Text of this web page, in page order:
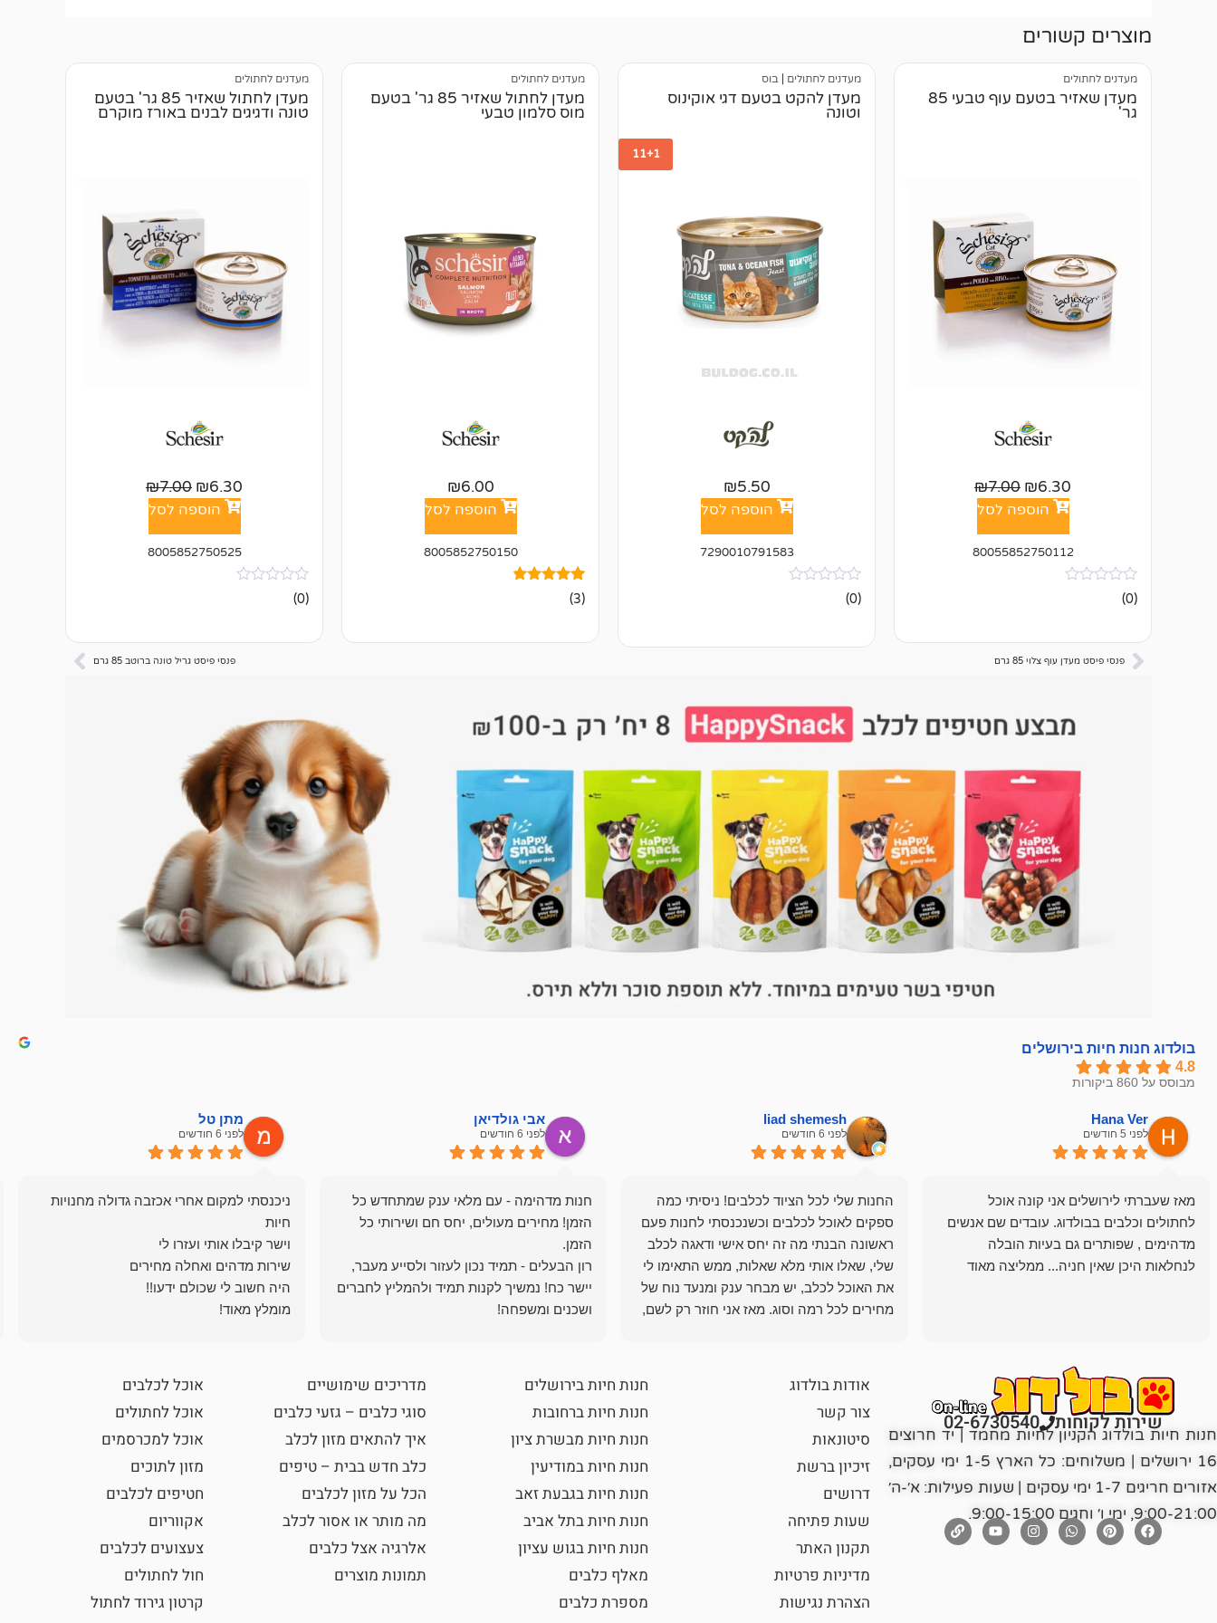
מוצרים קשורים
מעדנים לחתולים
מעדן שאזיר בטעם עוף טבעי 85
גר'
₪6.30
₪7.00
הוספה לסל
80055852750112
אין
ביקורות
(0)
מעדנים לחתולים בוס
מעדן להקט בטעם דגי אוקינוס
וטונה
11+1
₪5.50
הוספה לסל
7290010791583
אין
ביקורות
(0)
מעדנים לחתולים
מעדן לחתול שאזיר 85 גר' בטעם
מוס סלמון טבעי
₪6.00
הוספה לסל
8005852750150
מדורגים
4.67
3(3)
מעדנים לחתולים
מעדן לחתול שאזיר 85 גר' בטעם
טונה ודגיגים לבנים באורז מוקרם
₪6.30
₪7.00
הוספה לסל
8005852750525
אין
ביקורות
(0)
פנסי פיסט מעדן עוף צלוי 85 גרם פנסי פיסט גריל טונה ברוטב 85 גרם
בולדוג חנות חיות בירושלים
4.8
מבוסס על 860 ביקורות
Hana Ver
לפני 5 חודשים
מאז שעברתי לירושלים אני קונה אוכל
לחתולים וכלבים בבולדוג. עובדים שם אנשים
מדהימים , שפותרים גם בעיות הובלה
לנחלאות היכן שאין חניה... ממליצה מאוד
liad shemesh
לפני 6 חודשים
החנות שלי לכל הציוד לכלבים! ניסיתי כמה
ספקים לאוכל לכלבים וכשנכנסתי לחנות פעם
ראשונה הבנתי מה זה יחס אישי ודאגה לכלב
שלי, שאלו אותי מלא שאלות, ממש התאימו לי
את האוכל לכלב, יש מבחר ענק ומנעד נוח של
מחירים לכל רמה וסוג. מאז אני חוזר רק לשם,
אבי גולדיאן
לפני 6 חודשים
חנות מדהימה - עם מלאי ענק שמתחדש כל
הזמן! מחירים מעולים, יחס חם ושירותי כל
רון הבעלים - תמיד נכון לעזור ולסייע מעבר,
יישר כח! נמשיך לקנות תמיד ולהמליץ לחברים
ושכנים ומשפחה!
מתן טל
לפני 6 חודשים
ניכנסתי למקום אחרי אכזבה גדולה מחנויות
מומלץ מאוד!
שירות לקוחות 02-6730540
חנות חיות בולדוג הקניון לחיות מחמד | יד חרוצים
16 ירושלים | משלוחים: כל הארץ 1-5 ימי עסקים,
אזורים חריגים 1-7 ימי עסקים | שעות פעילות: א׳-ה׳
9:00-21:00, ימי ו׳ וחגים 9:00-15:00.
אודות בולדוג
צור קשר
סיטונאות
זיכיון ברשת
דרושים
שעות פתיחה
תקנון האתר
מדיניות פרטיות
הצהרת נגישות
חנות חיות בירושלים
חנות חיות ברחובות
חנות חיות מבשרת ציון
חנות חיות במודיעין
חנות חיות בגבעת זאב
חנות חיות בתל אביב
חנות חיות בגוש עציון
מאלף כלבים
מספרת כלבים
מדריכים שימושיים
סוגי כלבים – גזעי כלבים
איך להתאים מזון לכלב
כלב חדש בבית – טיפים
הכל על מזון לכלבים
מה מותר או אסור לכלב
אלרגיה אצל כלבים
תמונות מוצרים
אוכל לכלבים
אוכל לחתולים
אוכל למכרסמים
מזון לתוכים
חטיפים לכלבים
אקווריום
צעצועים לכלבים
חול לחתולים
קרטון גירוד לחתול